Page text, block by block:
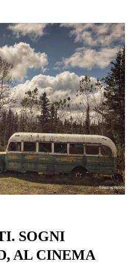
SOGNI
AL CINEMA